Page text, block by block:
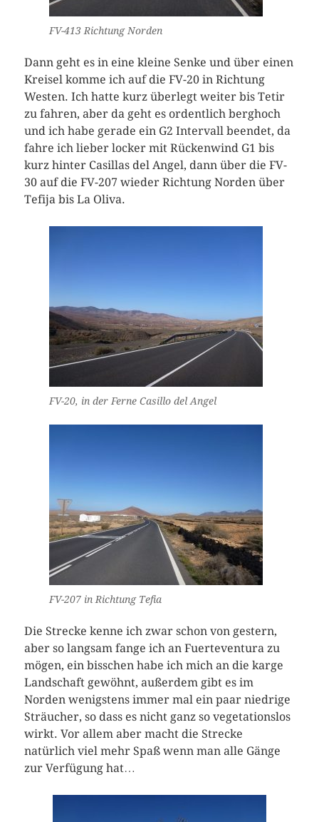
FV-413 Richtung Norden
Dann geht es in eine kleine Senke und über einen
Kreisel komme ich auf die FV-20 in Richtung
Westen. Ich hatte kurz überlegt weiter bis Tetir
zu fahren, aber da geht es ordentlich berghoch
und ich habe gerade ein G2 Intervall beendet, da
fahre ich lieber locker mit Rückenwind G1 bis
kurz hinter Casillas del Angel, dann über die FV-
30 auf die FV-207 wieder Richtung Norden über
Tefija bis La Oliva.
FV-20, in der Ferne Casillo del Angel
FV-207 in Richtung Tefia
Die Strecke kenne ich zwar schon von gestern,
aber so langsam fange ich an Fuerteventura zu
mögen, ein bisschen habe ich mich an die karge
Landschaft gewöhnt, außerdem gibt es im
Norden wenigstens immer mal ein paar niedrige
Sträucher, so dass es nicht ganz so vegetationslos
wirkt. Vor allem aber macht die Strecke
natürlich viel mehr Spaß wenn man alle Gänge
zur Verfügung hat…